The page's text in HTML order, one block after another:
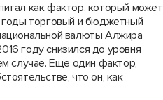
как фактор, который может
годы торговый и бюджетный
валюты Алжира
году снизился до уровня
случае. Еще один фактор,
что он, как